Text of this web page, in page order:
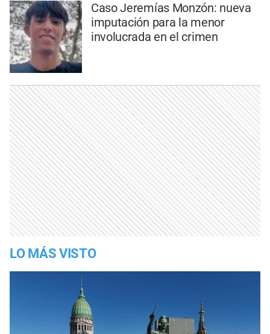
Caso Jeremías Monzón: nueva
imputación para la menor
involucrada en el crimen
LO MÁS VISTO